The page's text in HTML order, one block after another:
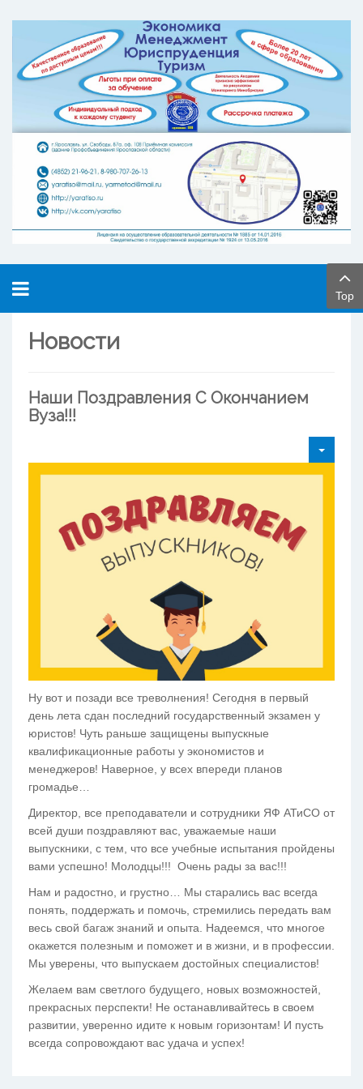
Новости
Наши Поздравления С Окончанием
Вуза!!!
Ну вот и позади все треволнения! Сегодня в первый
день лета сдан последний государственный экзамен у
юристов! Чуть раньше защищены выпускные
квалификационные работы у экономистов и
менеджеров! Наверное, у всех впереди планов
громадье…
Директор, все преподаватели и сотрудники ЯФ АТиСО от
всей души поздравляют вас, уважаемые наши
выпускники, с тем, что все учебные испытания пройдены
вами успешно! Молодцы!!! Очень рады за вас!!!
Нам и радостно, и грустно… Мы старались вас всегда
понять, поддержать и помочь, стремились передать вам
весь свой багаж знаний и опыта. Надеемся, что многое
окажется полезным и поможет и в жизни, и в профессии.
Мы уверены, что выпускаем достойных специалистов!
Желаем вам светлого будущего, новых возможностей,
прекрасных перспекти! Не останавливайтесь в своем
развитии, уверенно идите к новым горизонтам! И пусть
всегда сопровождают вас удача и успех!
Top